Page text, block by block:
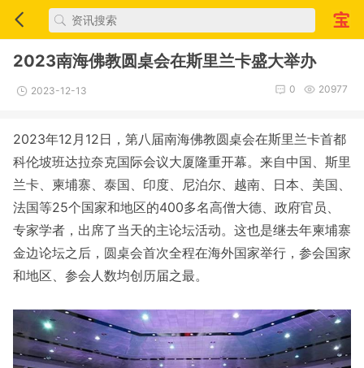
2023南海佛教圆桌会在斯里兰卡盛大举办
2023-12-13 20977
0
2023年12月12日，第八届南海佛教圆桌会在斯里兰卡首都
科伦坡班达拉奈克国际会议大厦隆重开幕。来自中国、斯里
兰卡、柬埔寨、泰国、印度、尼泊尔、越南、日本、美国、
法国等25个国家和地区的400多名高僧大德、政府官员、
专家学者，出席了当天的主论坛活动。这也是继去年柬埔寨
金边论坛之后，圆桌会首次全程在海外国家举行，参会国家
和地区、参会人数均创历届之最。